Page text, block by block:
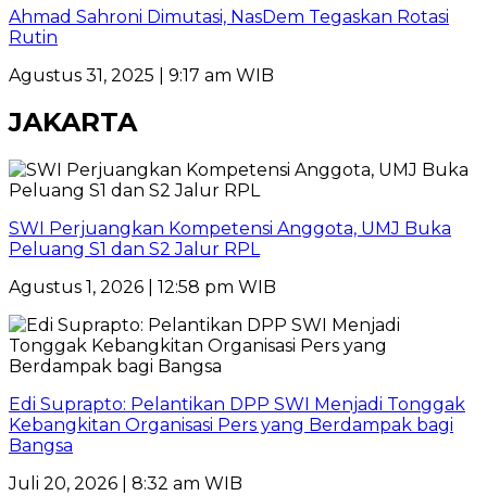
Ahmad Sahroni Dimutasi, NasDem Tegaskan Rotasi
Rutin
Agustus 31, 2025 | 9:17 am WIB
JAKARTA
SWI Perjuangkan Kompetensi Anggota, UMJ Buka
Peluang S1 dan S2 Jalur RPL
Agustus 1, 2026 | 12:58 pm WIB
Edi Suprapto: Pelantikan DPP SWI Menjadi Tonggak
Kebangkitan Organisasi Pers yang Berdampak bagi
Bangsa
Juli 20, 2026 | 8:32 am WIB